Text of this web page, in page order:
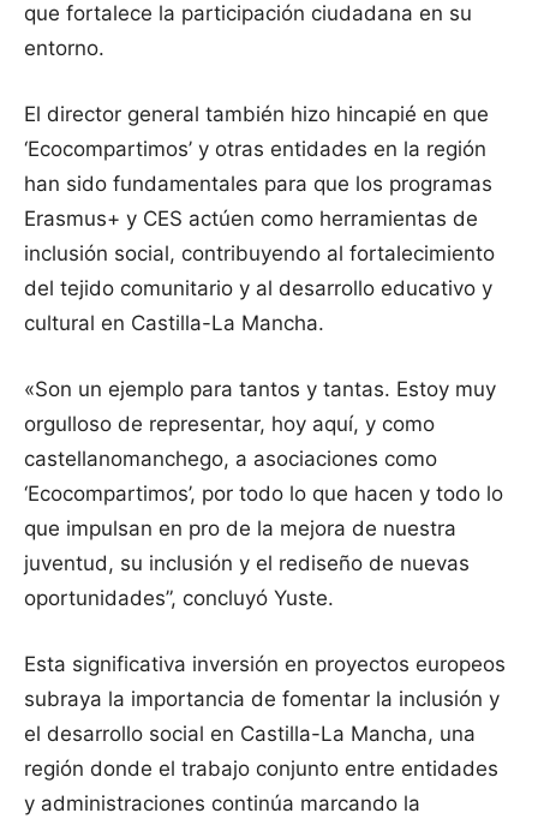
que fortalece la participación ciudadana en su
entorno.
El director general también hizo hincapié en que
‘Ecocompartimos’ y otras entidades en la región
han sido fundamentales para que los programas
Erasmus+ y CES actúen como herramientas de
inclusión social, contribuyendo al fortalecimiento
del tejido comunitario y al desarrollo educativo y
cultural en Castilla-La Mancha.
«Son un ejemplo para tantos y tantas. Estoy muy
orgulloso de representar, hoy aquí, y como
castellanomanchego, a asociaciones como
‘Ecocompartimos’, por todo lo que hacen y todo lo
que impulsan en pro de la mejora de nuestra
juventud, su inclusión y el rediseño de nuevas
oportunidades”, concluyó Yuste.
Esta significativa inversión en proyectos europeos
subraya la importancia de fomentar la inclusión y
el desarrollo social en Castilla-La Mancha, una
región donde el trabajo conjunto entre entidades
y administraciones continúa marcando la